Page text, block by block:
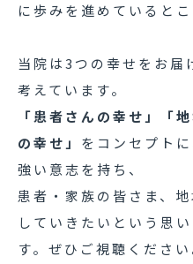
に歩みを進めているとこ
当院は3つの幸せをお届
考えています。
「患者さんの幸せ」「
の幸せ」 をコンセプト
強い意志を持ち、
患者・家族の皆さま、
していきたいという思
す。ぜひご視聴ください